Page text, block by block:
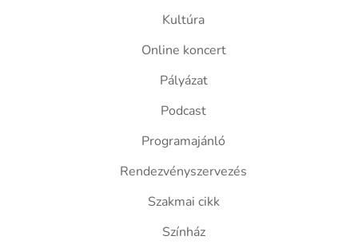
Kultúra
Online koncert
Pályázat
Podcast
Programajánló
Rendezvényszervezés
Szakmai cikk
Színház